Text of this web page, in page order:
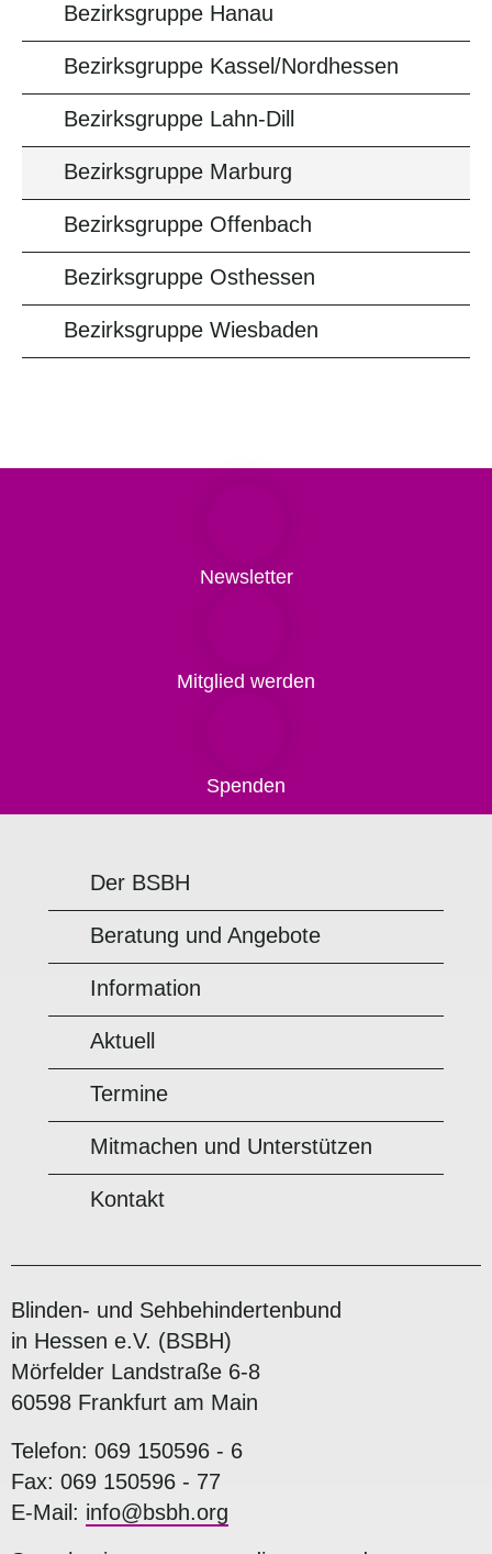
Bezirksgruppe Hanau
Bezirksgruppe Kassel/Nordhessen
Bezirksgruppe Lahn-Dill
Bezirksgruppe Marburg
Bezirksgruppe Offenbach
Bezirksgruppe Osthessen
Bezirksgruppe Wiesbaden
Newsletter
Mitglied werden
Spenden
Der BSBH
Beratung und Angebote
Information
Aktuell
Termine
Mitmachen und Unterstützen
Kontakt
Blinden- und Sehbehindertenbund
in Hessen e.V. (BSBH)
Mörfelder Landstraße 6-8
60598 Frankfurt am Main
Telefon: 069 150596 - 6
Fax: 069 150596 - 77
E-Mail: info@bsbh.org